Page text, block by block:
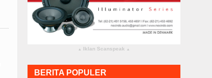
▴ Iklan Scanspeak ▴
BERITA POPULER